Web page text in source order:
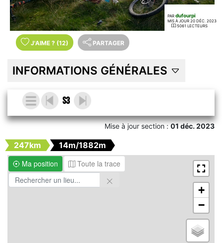
PAR dufourpi
MIS À JOUR 20 DÉC. 2023
5061 LECTEURS
J'AIME ? (12) PARTAGER
INFORMATIONS GÉNÉRALES
S3
Mise à jour section :01 déc. 2023
247km
14m/1882m
Ma position
Toute la trace
+
−